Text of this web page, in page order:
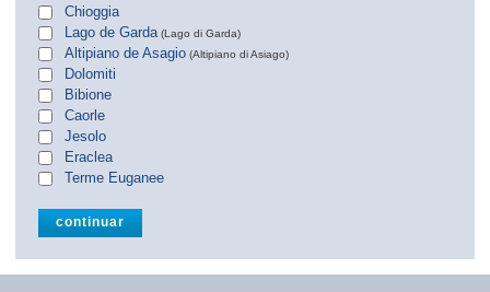
Chioggia
Lago de Garda (Lago di Garda)
Altipiano de Asagio (Altipiano di Asiago)
Dolomiti
Bibione
Caorle
Jesolo
Eraclea
Terme Euganee